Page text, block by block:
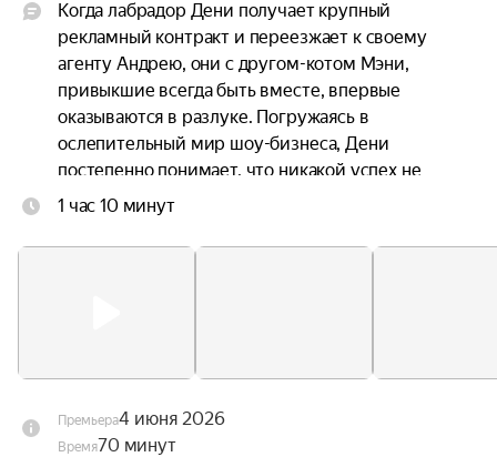
Когда лабрадор Дени получает крупный
рекламный контракт и переезжает к своему
агенту Андрею, они с другом-котом Мэни,
привыкшие всегда быть вместе, впервые
оказываются в разлуке. Погружаясь в
ослепительный мир шоу-бизнеса, Дени
постепенно понимает, что никакой успех не
способен заменить семью, а искренность ценнее
переживает кризис в отношениях с невестой, и
1 час 10 минут
Премьера4 июня 2026
Время70 минут